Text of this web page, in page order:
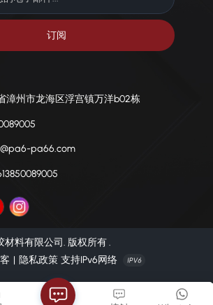
漳州市龙海区浮宫镇万洋b02栋
pa66.com
料有限公司. 版权所有 .
| 隐私政策 支持IPv6网络